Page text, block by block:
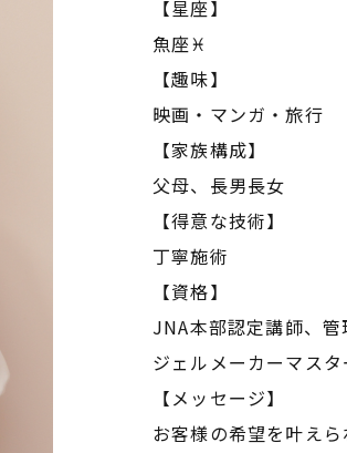
【星座】
魚座♓️
【趣味】
映画・マンガ・旅行
【家族構成】
父母、長男長女
【得意な技術】
丁寧施術
【資格】
JNA本部認定講師、管
ジェルメーカーマス
【メッセージ】
お客様の希望を叶えら